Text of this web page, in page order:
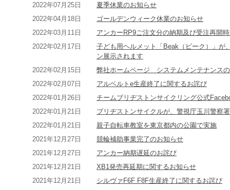
2022年07月25日
夏季休業のお知らせ
2022年04月18日
ゴールデンウィーク休業のお知らせ
2022年03月11日
アンカーRP9ご注文分の納期及び受注再開
2022年02月17日
子ども用ヘルメット「Beak（ビーク）」が
ン展示されます
2022年02月15日
弊社ホームページ システムメンテナンス
2022年02月07日
アルベルトe生産終了に関するお詫び
2022年01月26日
チームブリヂストンサイクリング公式
2022年01月21日
ブリヂストンサイクルが、警視庁玉川警察
2022年01月21日
親子自転車教室を東京都内の公園で実施
2021年12月27日
競輪補助事業完了のお知らせ
2021年12月27日
アンカー納期遅延のお詫び
2021年12月21日
XB1発売再延期に関するお知らせ
2021年12月21日
シルヴァF6F F8F生産終了に関するお詫び